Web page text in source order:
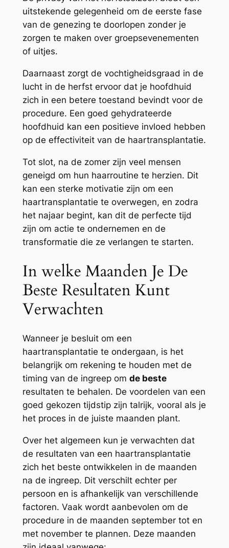
uitstekende gelegenheid om de eerste fase
van de genezing te doorlopen zonder je
zorgen te maken over groepsevenementen
of uitjes.
Daarnaast zorgt de vochtigheidsgraad in de
lucht in de herfst ervoor dat je hoofdhuid
zich in een betere toestand bevindt voor de
procedure. Een goed gehydrateerde
hoofdhuid kan een positieve invloed hebben
op de effectiviteit van de haartransplantatie.
Tot slot, na de zomer zijn veel mensen
geneigd om hun haarroutine te herzien. Dit
kan een sterke motivatie zijn om een
haartransplantatie te overwegen, en zodra
het najaar begint, kan dit de perfecte tijd
zijn om actie te ondernemen en de
transformatie die ze verlangen te starten.
In welke Maanden Je De
Beste Resultaten Kunt
Verwachten
Wanneer je besluit om een
haartransplantatie te ondergaan, is het
belangrijk om rekening te houden met de
timing van de ingreep om de beste
resultaten te behalen. De voordelen van een
goed gekozen tijdstip zijn talrijk, vooral als je
het proces in de juiste maanden plant.
Over het algemeen kun je verwachten dat
de resultaten van een haartransplantatie
zich het beste ontwikkelen in de maanden
na de ingreep. Dit verschilt echter per
persoon en is afhankelijk van verschillende
factoren. Vaak wordt aanbevolen om de
procedure in de maanden september tot en
met november te plannen. Deze maanden